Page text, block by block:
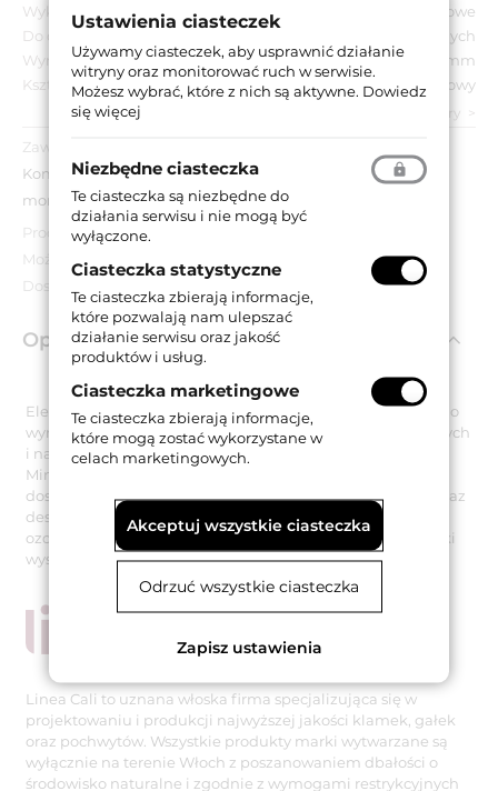
Wykończenie:
CS - chromowane matowe
Do drzwi:
Wewnętrznych
Wymiar szyldu:
50x50 mm
Kształt szyldu:
Kwadratowy
zobacz wszystkie parametry
Zawartość opakowania:
Komplet klamek na kwadratowych szyldach, akcesoria
montażowe.
Produkt poekspozycyjny - może nosić ślady użytkowania.
Możliwy brak oryginalnego opakowania.
Dostępność do wyczerpania zapasów.
Opis produktu
Elegancka klamka dekoracyjna na kwadratowym szyldzie o
wymiarach 50x50 mm. Zen Wenge to jeden z najciekawszych
i najnowszych modeli marki Linea Cali z kolekcji Design.
Minimalistyczna stylistyka klamki sprawia, że stanowi ona
doskonały dodatek do wszystkich nowoczesnych wnętrz oraz
designerskich modeli drzwi. Jej piękno podkreśla rękojeść
ozdobiona drewnem wenge. Prezentowany wariant klamki
występuje w wykończeniu chromowanym matowym.
Linea Cali to uznana włoska firma specjalizująca się w
projektowaniu i produkcji najwyższej jakości klamek, gałek
oraz pochwytów. Wszystkie produkty marki wytwarzane są
wyłącznie na terenie Włoch z poszanowaniem dbałości o
środowisko naturalne i zgodnie z wymogami restrykcyjnych
Ustawienia ciasteczek
Używamy ciasteczek, aby usprawnić działanie
witryny oraz monitorować ruch w serwisie.
Możesz wybrać, które z nich są aktywne. Dowiedz
się więcej
Niezbędne ciasteczka
Te ciasteczka są niezbędne do
działania serwisu i nie mogą być
wyłączone.
Ciasteczka statystyczne
Te ciasteczka zbierają informacje,
które pozwalają nam ulepszać
działanie serwisu oraz jakość
produktów i usług.
Ciasteczka marketingowe
Te ciasteczka zbierają informacje,
które mogą zostać wykorzystane w
celach marketingowych.
Akceptuj wszystkie ciasteczka
Odrzuć wszystkie ciasteczka
Zapisz ustawienia